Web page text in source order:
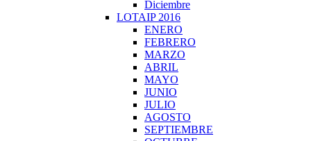
Diciembre
LOTAIP 2016
ENERO
FEBRERO
MARZO
ABRIL
MAYO
JUNIO
JULIO
AGOSTO
SEPTIEMBRE